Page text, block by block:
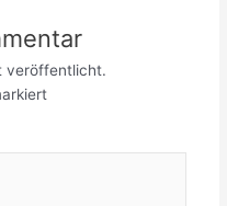
veröffentlicht.